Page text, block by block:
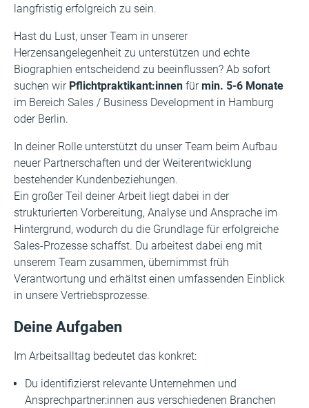
langfristig erfolgreich zu sein.
Hast du Lust, unser Team in unserer
Herzensangelegenheit zu unterstützen und echte
Biographien entscheidend zu beeinflussen? Ab sofort
suchen wir Pflichtpraktikant:innen fürmin. 5-6 Monate
im Bereich Sales / Business Development in Hamburg
oder Berlin.
In deiner Rolle unterstützt du unser Team beim Aufbau
neuer Partnerschaften und der Weiterentwicklung
bestehender Kundenbeziehungen.
Ein großer Teil deiner Arbeit liegt dabei in der
strukturierten Vorbereitung, Analyse und Ansprache im
Hintergrund, wodurch du die Grundlage für erfolgreiche
Sales-Prozesse schaffst. Du arbeitest dabei eng mit
unserem Team zusammen, übernimmst früh
Verantwortung und erhältst einen umfassenden Einblick
in unsere Vertriebsprozesse.
Deine Aufgaben
Im Arbeitsalltag bedeutet das konkret:
Du identifizierst relevante Unternehmen und
Ansprechpartner:innen aus verschiedenen Branchen